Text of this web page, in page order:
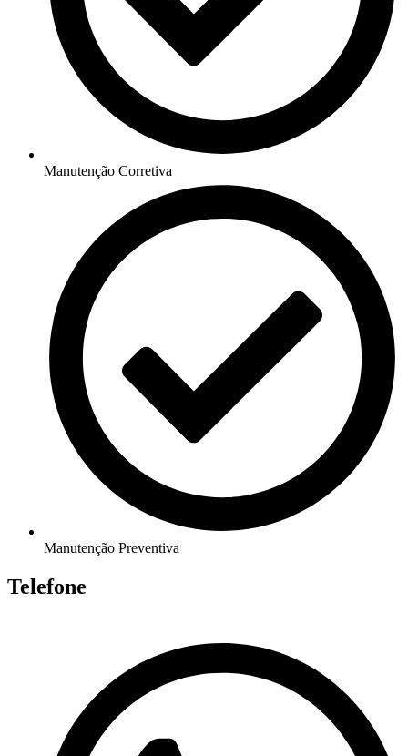
Manutenção Corretiva
Manutenção Preventiva
Telefone